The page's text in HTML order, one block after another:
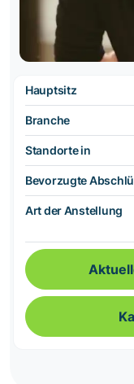
Hauptsitz
Branche
Standorte in
Bevorzugte
Art der Anstellung